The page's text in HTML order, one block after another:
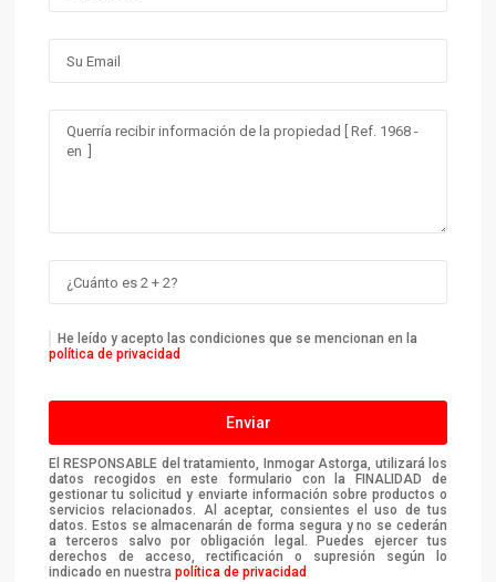
He leído y acepto las condiciones que se mencionan en la
política de privacidad
El RESPONSABLE del tratamiento, Inmogar Astorga, utilizará los
datos recogidos en este formulario con la FINALIDAD de
gestionar tu solicitud y enviarte información sobre productos o
servicios relacionados. Al aceptar, consientes el uso de tus
datos. Estos se almacenarán de forma segura y no se cederán
a terceros salvo por obligación legal. Puedes ejercer tus
derechos de acceso, rectificación o supresión según lo
indicado en nuestrapolítica de privacidad